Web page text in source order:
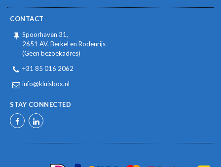
CONTACT
Spoorhaven 31,
2651 AV, Berkel en Rodenrijs
(Geen bezoekadres)
+31 85 016 2062
info@kluisbox.nl
STAY CONNECTED
FacebookLinkedIn